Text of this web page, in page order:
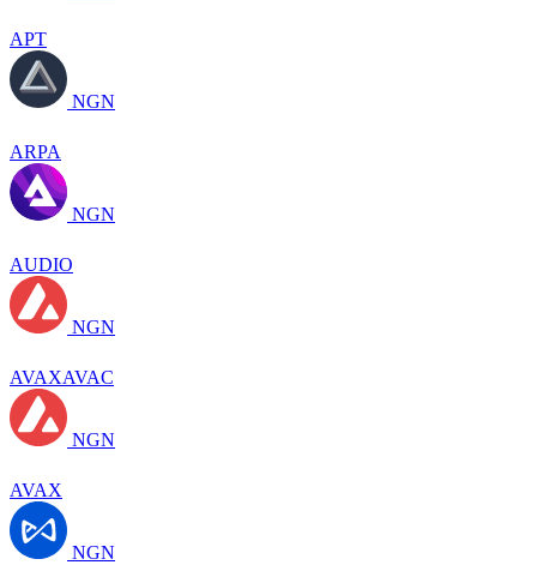
APT
NGN
ARPA
NGN
AUDIO
NGN
AVAXAVAC
NGN
AVAX
NGN